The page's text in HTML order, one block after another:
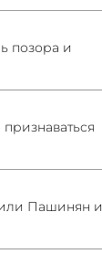
позора и
Пашинян и